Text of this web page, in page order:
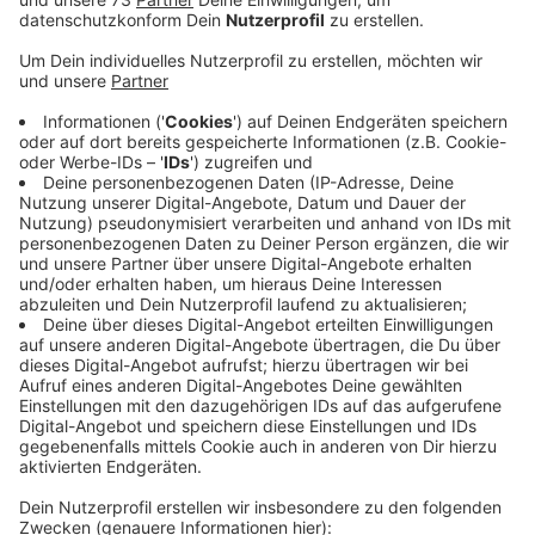
dieser Brutsaison geschlüpft.
Veröffentlicht: Montag, 16.06.2025 15:24
Anzeige
19 Brutpaare
Anzeige
Zur Zeit brüten insgesamt 19 Flamingopaare auf einer
Insel im Venn. Und es befinden sich noch vier weitere
Nester im Bau. Die gesamte Flamingokolonie umfasst
etwa 100 Vögel. Leider ist die Kolonie wegen der hoch
gewachsenen Vegetation nur schwer von der Ferne
aus zu sehen. Aber fliegende Flamingos können gut
beobachtet werden.